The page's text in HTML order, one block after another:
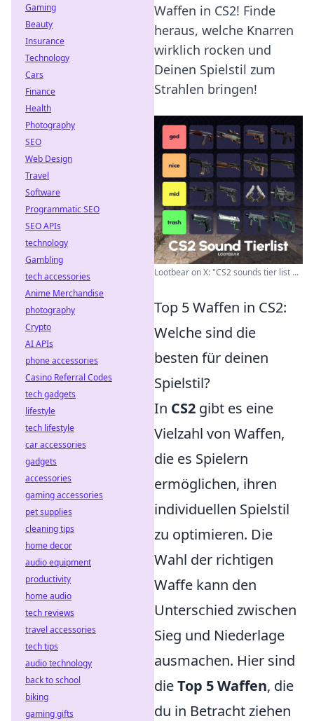
Waffen in CS2! Finde
heraus, welche Knarren
wirklich rocken und
Deinen Spielstil zum
Strahlen bringen!
Lootbear on X: "CS2 sounds tier list ...
Top 5 Waffen in CS2:
Welche sind die
besten für deinen
Spielstil?
In CS2 gibt es eine
Vielzahl von Waffen,
die es Spielern
ermöglichen, ihren
individuellen Spielstil
zu optimieren. Die
Wahl der richtigen
Waffe kann den
Unterschied zwischen
Sieg und Niederlage
ausmachen. Hier sind
dieTop 5 Waffen, die
du in Betracht ziehen
Gaming
Beauty
Insurance
Technology
Cars
Finance
Health
Photography
SEO
Web Design
Travel
Software
Programmatic SEO
SEO APIs
technology
Gambling
tech accessories
Anime Merchandise
photography
Crypto
AI APIs
phone accessories
Casino Referral Codes
tech gadgets
lifestyle
tech lifestyle
car accessories
gadgets
accessories
gaming accessories
pet supplies
cleaning tips
home decor
audio equipment
productivity
home audio
tech reviews
travel accessories
tech tips
audio technology
back to school
biking
gaming gifts